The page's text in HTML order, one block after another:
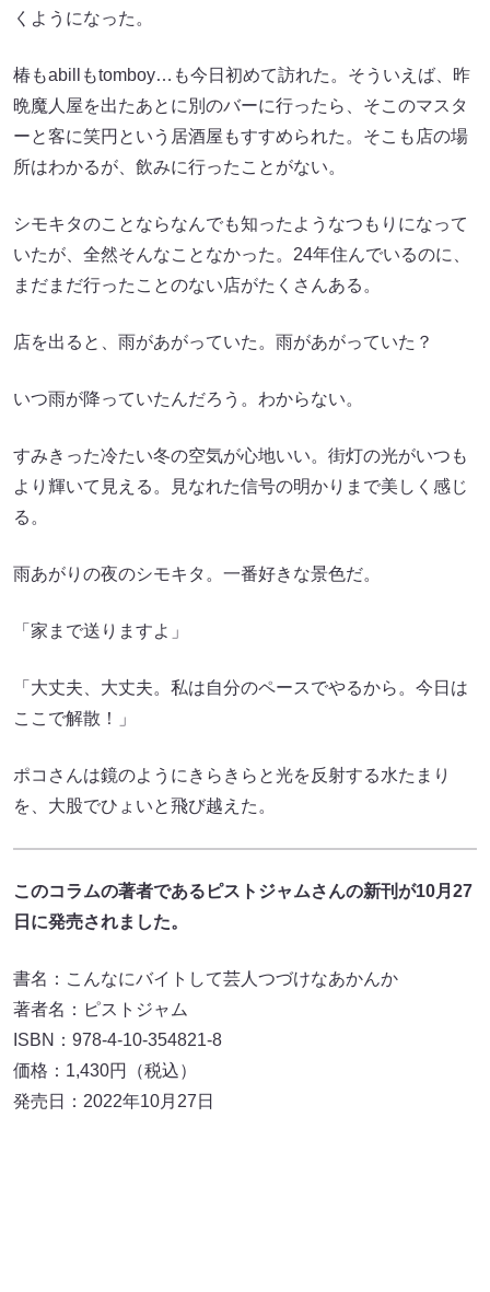
くようになった。
椿もabillもtomboy…も今日初めて訪れた。そういえば、昨
晩魔人屋を出たあとに別のバーに行ったら、そこのマスタ
ーと客に笑円という居酒屋もすすめられた。そこも店の場
所はわかるが、飲みに行ったことがない。
シモキタのことならなんでも知ったようなつもりになって
いたが、全然そんなことなかった。24年住んでいるのに、
まだまだ行ったことのない店がたくさんある。
店を出ると、雨があがっていた。雨があがっていた？
いつ雨が降っていたんだろう。わからない。
すみきった冷たい冬の空気が心地いい。街灯の光がいつも
より輝いて見える。見なれた信号の明かりまで美しく感じ
る。
雨あがりの夜のシモキタ。一番好きな景色だ。
「家まで送りますよ」
「大丈夫、大丈夫。私は自分のペースでやるから。今日は
ここで解散！」
ポコさんは鏡のようにきらきらと光を反射する水たまり
を、大股でひょいと飛び越えた。
このコラムの著者であるピストジャムさんの新刊が10月27
日に発売されました。
書名：こんなにバイトして芸人つづけなあかんか
著者名：ピストジャム
ISBN：978-4-10-354821-8
価格：1,430円（税込）
発売日：2022年10月27日